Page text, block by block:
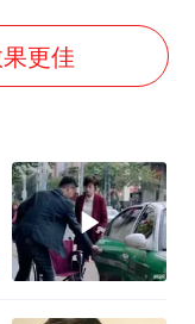
减少13.19万
小时登陆
斯基有何意图
出现
更佳